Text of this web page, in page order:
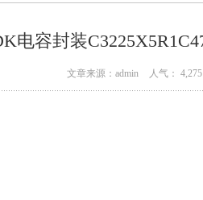
电容封装
文章来源：admin 人气： 4,275